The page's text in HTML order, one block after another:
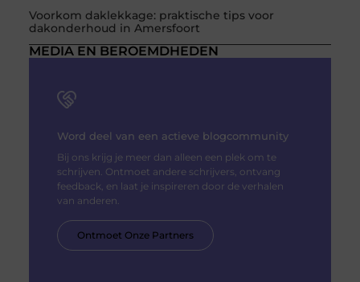
Voorkom daklekkage: praktische tips voor
dakonderhoud in Amersfoort
MEDIA EN BEROEMDHEDEN
Word deel van een actieve blogcommunity
Bij ons krijg je meer dan alleen een plek om te
schrijven. Ontmoet andere schrijvers, ontvang
feedback, en laat je inspireren door de verhalen
van anderen.
Ontmoet Onze Partners